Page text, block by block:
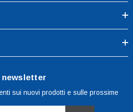
sui nuovi prodotti e sulle prossime